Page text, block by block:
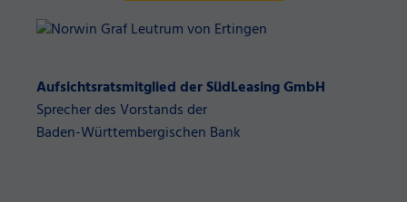
Aufsichtsratsmitglied der SüdLeasing GmbH
Sprecher des Vorstands der
Baden-Württembergischen Bank